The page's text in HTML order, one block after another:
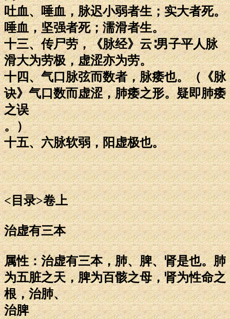
吐血、唾血，脉迟小弱者生；实大者死。
唾血，坚强者死；濡滑者生。
十三、传尸劳，《脉经》云∶男子平人脉
滑大为劳极，虚涩亦为劳。
十四、气口脉弦而数者，脉痿也。（《脉
诀》气口数而虚涩，肺痿之形。疑即肺痿
之误
。）
十五、六脉软弱，阳虚极也。
<目录>卷上
治虚有三本
属性：治虚有三本，肺、脾、肾是也。肺
为五脏之天，脾为百骸之母，肾为性命之
根，治肺、
治脾